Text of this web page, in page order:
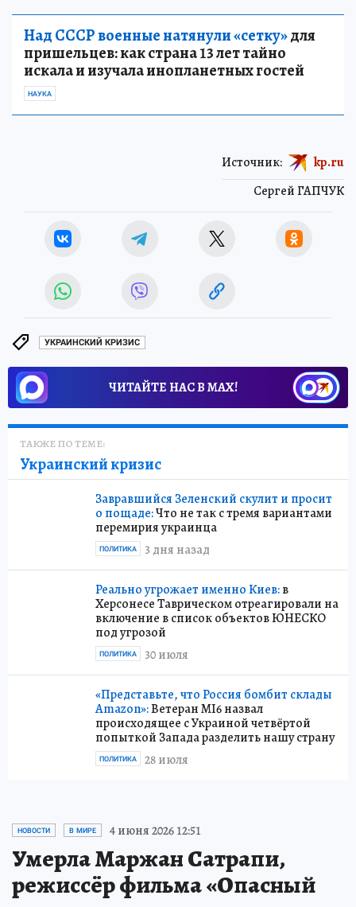
Над СССР военные натянули «сетку»для
пришельцев: как страна 13 лет тайно
искала и изучала инопланетных гостей
НАУКА
Сергей ГАПЧУК
Источник: kp.ru
УКРАИНСКИЙ КРИЗИС
ЧИТАЙТЕ НАС В МАХ!
ТАКЖЕ ПО ТЕМЕ:
Украинский кризис
Завравшийся Зеленский скулит и просит
о пощаде:Что не так с тремя вариантами
перемирия украинца
3 дня назад
ПОЛИТИКА
Реально угрожает именно Киев:в
Херсонесе Таврическом отреагировали на
включение в список объектов ЮНЕСКО
под угрозой
30 июля
ПОЛИТИКА
«Представьте, что Россия бомбит склады
Amazon»:Ветеран MI6 назвал
происходящее с Украиной четвёртой
попыткой Запада разделить нашу страну
28 июля
ПОЛИТИКА
НОВОСТИ В МИРЕ 4 июня 2026 12:51
Умерла Маржан Сатрапи,
режиссёр фильма «Опасный